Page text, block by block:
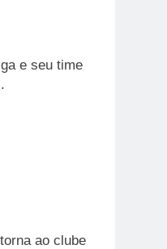
e seu time
ao clube